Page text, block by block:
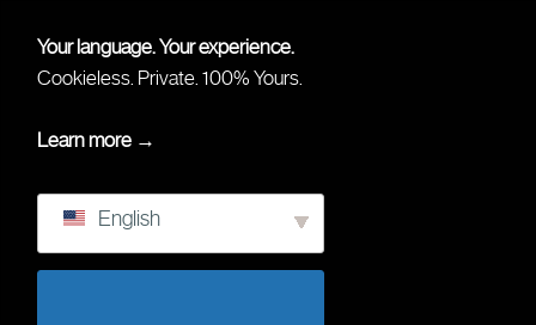
Your language. Your experience.
Cookieless. Private. 100% Yours.
Learn more →
English